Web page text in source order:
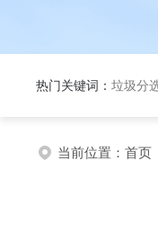
热门关键词： 垃圾分
当前位置： 首页